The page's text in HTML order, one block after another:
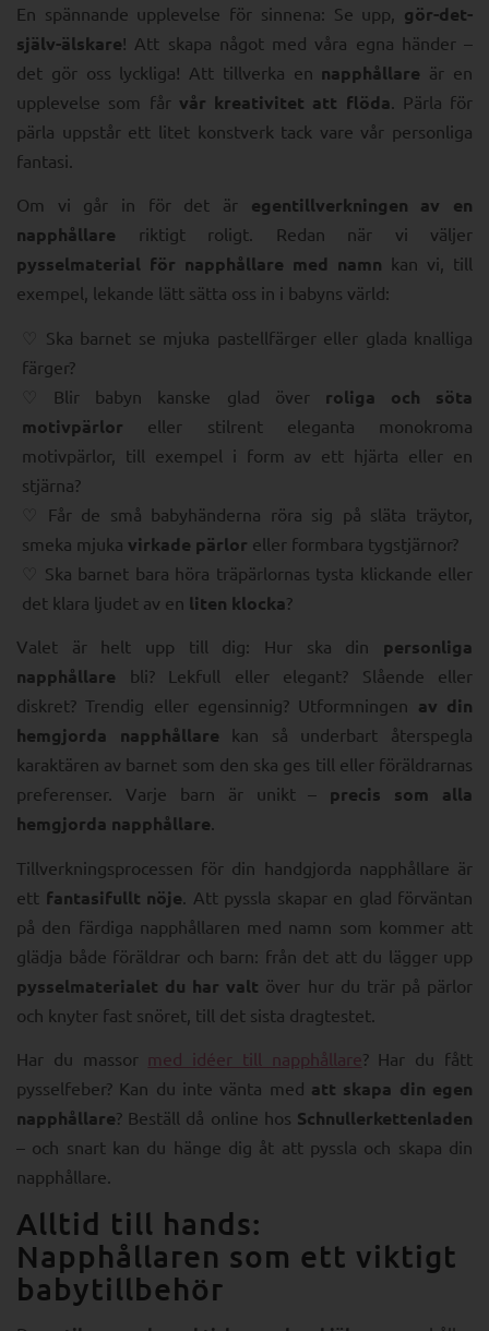
En spännande upplevelse för sinnena: Se upp, gör-det-
själv-älskare! Att skapa något med våra egna händer –
det gör oss lyckliga! Att tillverka en napphållare är en
upplevelse som får vår kreativitet att flöda . Pärla för
pärla uppstår ett litet konstverk tack vare vår personliga
fantasi.
Om vi går in för det är egentillverkningen av en
napphållare riktigt roligt. Redan när vi väljer
pysselmaterial för napphållare med namn kan vi, till
exempel, lekande lätt sätta oss in i babyns värld:
Ska barnet se mjuka pastellfärger eller glada knalliga
färger?
Blir babyn kanske glad över roliga och söta
motivpärlor eller stilrent eleganta monokroma
motivpärlor, till exempel i form av ett hjärta eller en
stjärna?
Får de små babyhänderna röra sig på släta träytor,
smeka mjuka virkade pärlor eller formbara tygstjärnor?
Ska barnet bara höra träpärlornas tysta klickande eller
det klara ljudet av en liten klocka?
Valet är helt upp till dig: Hur ska din personliga
napphållare bli? Lekfull eller elegant? Slående eller
diskret? Trendig eller egensinnig? Utformningen av din
hemgjorda napphållare kan så underbart återspegla
karaktären av barnet som den ska ges till eller föräldrarnas
preferenser. Varje barn är unikt – precis som alla
hemgjorda napphållare.
Tillverkningsprocessen för din handgjorda napphållare är
ett fantasifullt nöje . Att pyssla skapar en glad förväntan
på den färdiga napphållaren med namn som kommer att
glädja både föräldrar och barn: från det att du lägger upp
pysselmaterialet du har valt över hur du trär på pärlor
och knyter fast snöret, till det sista dragtestet.
Har du massor med idéer till napphållare? Har du fått
pysselfeber? Kan du inte vänta med att skapa din egen
napphållare? Beställ då online hos Schnullerkettenladen
– och snart kan du hänge dig åt att pyssla och skapa din
napphållare.
Alltid till hands:
Napphållaren som ett viktigt
babytillbehör